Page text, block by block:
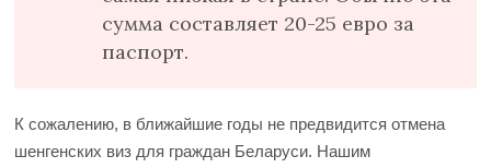
сумма составляет 20-25 евро за
паспорт.
К сожалению, в ближайшие годы не предвидится отмена
шенгенских виз для граждан Беларуси. Нашим